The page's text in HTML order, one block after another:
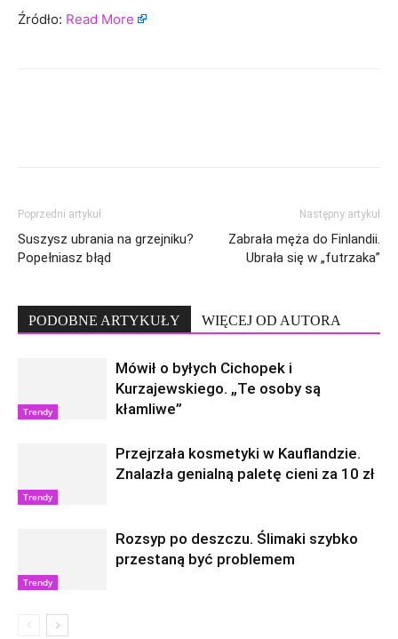
Źródło: Read More
Poprzedni artykuł
Suszysz ubrania na grzejniku?
Popełniasz błąd
Następny artykuł
Zabrała męża do Finlandii.
Ubrała się w „futrzaka”
PODOBNE ARTYKUŁY WIĘCEJ OD AUTORA
Trendy
Mówił o byłych Cichopek i
Kurzajewskiego. „Te osoby są
kłamliwe”
Trendy
Przejrzała kosmetyki w Kauflandzie.
Znalazła genialną paletę cieni za 10 zł
Trendy
Rozsyp po deszczu. Ślimaki szybko
przestaną być problemem